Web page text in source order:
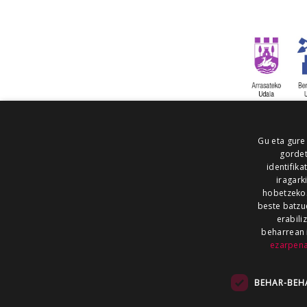
ALEA
NOAUA
Gu eta
hobetzeko.
beste
beharrean
BEHAR-